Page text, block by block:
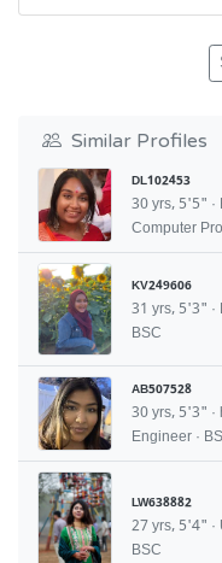
Similar Profiles
DL102453
30 yrs, 5'5" ·
Computer
KV249606
31 yrs, 5'3" ·
BSC
AB507528
30 yrs, 5'3" ·
Engineer ·
LW638882
27 yrs, 5'4" ·
BSC